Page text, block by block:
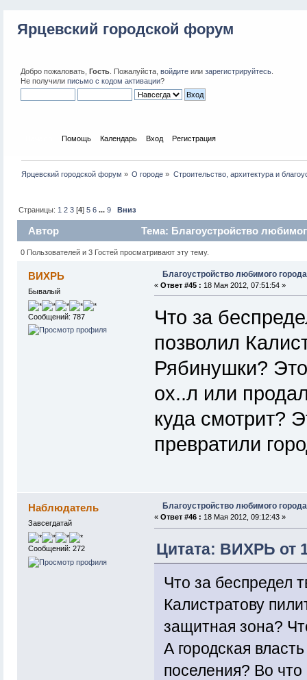
Ярцевский городской форум
Добро пожаловать, Гость. Пожалуйста, войдитеили зарегистрируйтесь.
Не получили письмо с кодом активации?
Помощь Календарь Вход Регистрация
Ярцевский городской форум » О городе » Строительство, архитектура и
Страницы: 1 2 3 [4]5 6 ...9 Вниз
Автор Тема: Благоустройство
0 Пользователей и 3 Гостей просматривают эту тему.
ВИХРЬ
Бывалый
Сообщений: 787
Благоустройство любимого
« Ответ #45 : 18 Мая 2012, 07:51:54 »
Что за
позволил
Рябинушки?
ох..л или
куда смотрит?
превратили
Наблюдатель
Завсегдатай
Сообщений: 272
Благоустройство любимого
« Ответ #46 : 18 Мая 2012, 09:12:43 »
Цитата: ВИХРЬ от
Что за беспредел
Калистратову
защитная зона?
А городская
поселения? Во что